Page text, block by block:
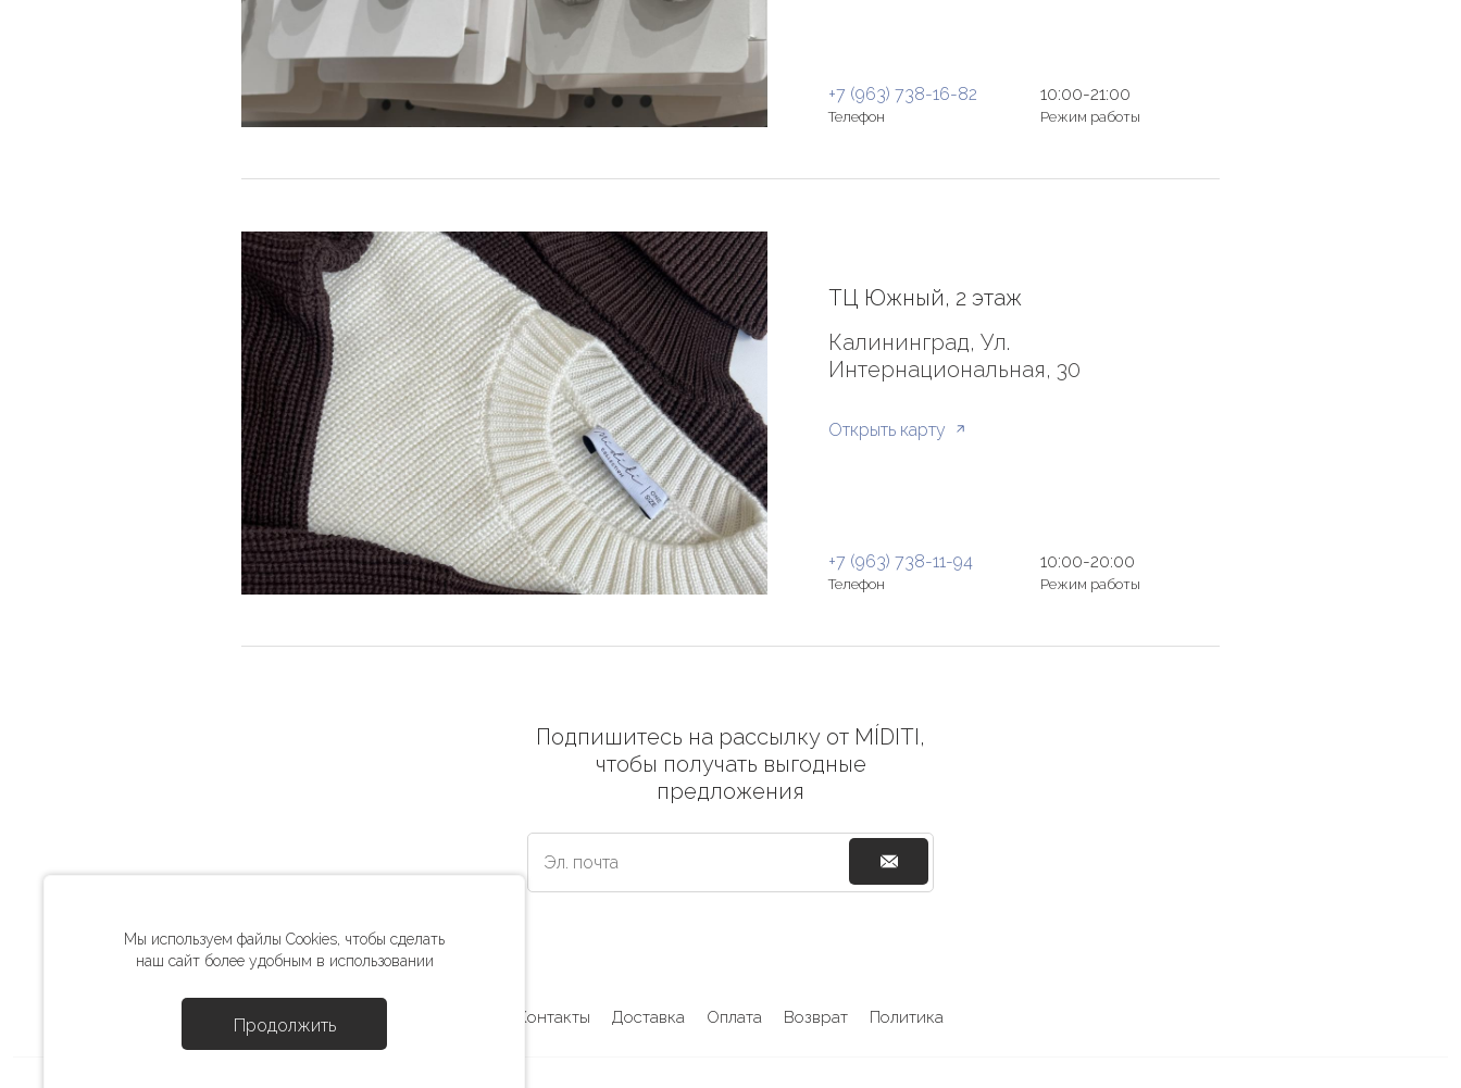
+7 (963) 738-16-82
Телефон
10:00-21:00
Режим работы
ТЦ Южный, 2 этаж
Калининград, Ул.
Интернациональная, 30
Открыть карту
+7 (963) 738-11-94
Телефон
10:00-20:00
Режим работы
Подпишитесь на рассылку от MÍDITI,
чтобы получать выгодные
предложения
Контакты Доставка Оплата Возврат Политика
Мы используем файлы Cookies, чтобы сделать
наш сайт более удобным в использовании
Продолжить